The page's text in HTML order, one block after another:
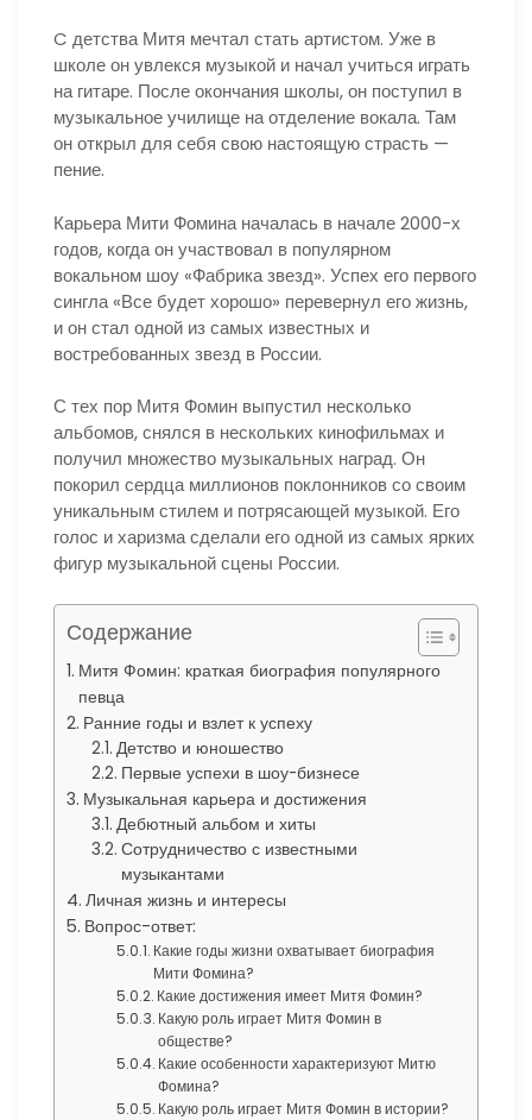
C детства Митя мечтал стать артистом. Уже в
школе он увлекся музыкой и начал учиться играть
на гитаре. После окончания школы, он поступил в
музыкальное училище на отделение вокала. Там
он открыл для себя свою настоящую страсть —
пение.
Карьера Мити Фомина началась в начале 2000-х
годов, когда он участвовал в популярном
вокальном шоу «Фабрика звезд». Успех его первого
сингла «Все будет хорошо» перевернул его жизнь,
и он стал одной из самых известных и
востребованных звезд в России.
С тех пор Митя Фомин выпустил несколько
альбомов, снялся в нескольких кинофильмах и
получил множество музыкальных наград. Он
покорил сердца миллионов поклонников со своим
уникальным стилем и потрясающей музыкой. Его
голос и харизма сделали его одной из самых ярких
фигур музыкальной сцены России.
Содержание
Митя Фомин: краткая биография популярного
певца
Ранние годы и взлет к успеху
Детство и юношество
Первые успехи в шоу-бизнесе
Музыкальная карьера и достижения
Дебютный альбом и хиты
Сотрудничество с известными
музыкантами
Личная жизнь и интересы
Вопрос-ответ:
Какие годы жизни охватывает биография
Мити Фомина?
Какие достижения имеет Митя Фомин?
Какую роль играет Митя Фомин в
обществе?
Какие особенности характеризуют Митю
Фомина?
Какую роль играет Митя Фомин в истории?